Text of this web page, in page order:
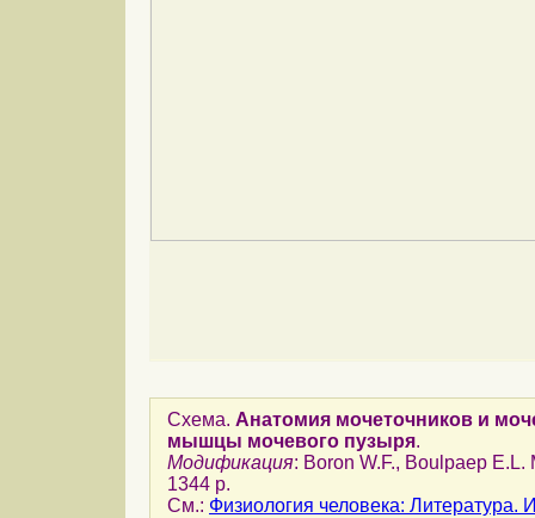
Схема. Анатомия мочеточников и
мышцы мочевого пузыря.
Модификация: Boron W.F., Boulpaep
1344 p.
См.: Физиология человека: Литература.